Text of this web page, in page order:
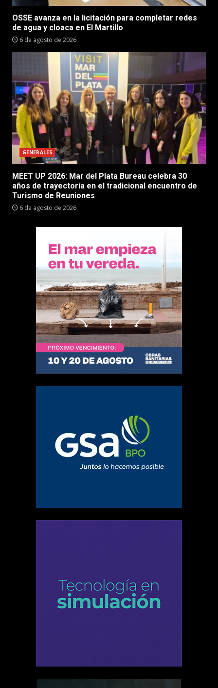
OSSE avanza en la licitación para completar redes
de agua y cloaca en El Martillo
6 de agosto de 2026
GENERALES
MEET UP 2026: Mar del Plata Bureau celebra 30
años de trayectoria en el tradicional encuentro de
Turismo de Reuniones
6 de agosto de 2026